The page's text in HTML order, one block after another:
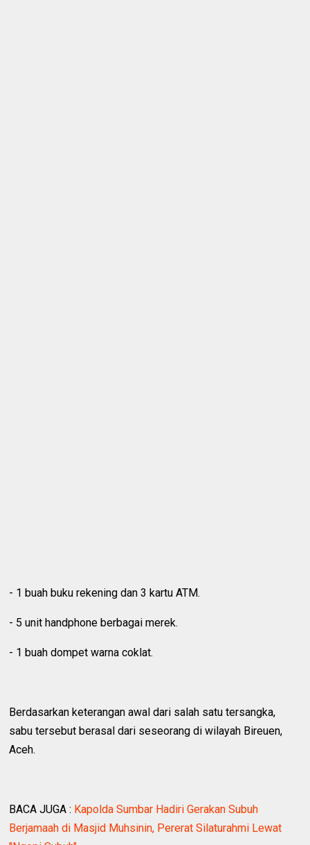
‎- 1 buah buku rekening dan 3 kartu ATM.
‎- 5 unit handphone berbagai merek.
‎- 1 buah dompet warna coklat.
‎Berdasarkan keterangan awal dari salah satu tersangka,
sabu tersebut berasal dari seseorang di wilayah Bireuen,
Aceh.
BACA JUGA : Kapolda Sumbar Hadiri Gerakan Subuh
Berjamaah di Masjid Muhsinin, Pererat Silaturahmi Lewat